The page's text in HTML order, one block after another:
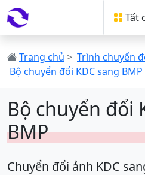
Tất
Trang chủ > Trình chuyển
Bộ chuyển đổi KDC sang BMP
Bộ chuyển đổi
BMP
Chuyển đổi ảnh KDC